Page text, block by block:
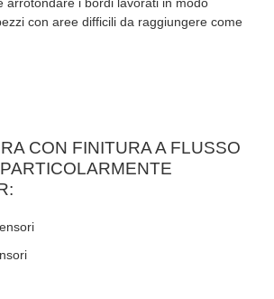
con aree difficili da raggiungere come
CON FINITURA A FLUSSO